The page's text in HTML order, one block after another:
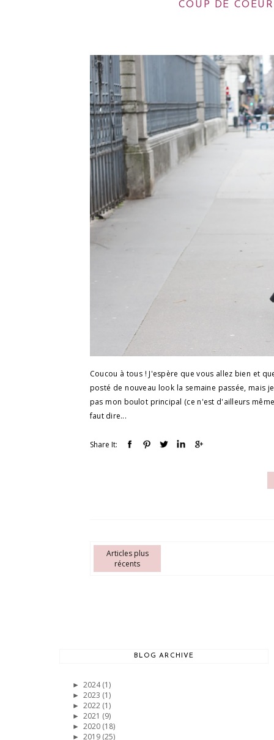
COUP DE
Coucou à tous ! J'espère que vous allez bien et
posté de nouveau look la semaine passée, mais
pas mon boulot principal (ce n'est d'ailleurs
faut dire...
Share It:
Articles plus
récents
BLOG ARCHIVE
► 2024(1)
► 2023 (1)
► 2022 (1)
► 2021 (9)
► 2020 (18)
► 2019 (25)